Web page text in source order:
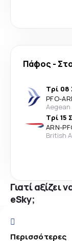
Πάφος -
Τρί 08
PFO-
Aegean
Τρί 15
ARN-
British
Γιατί αξίζει
eSky;
Περισσότερες